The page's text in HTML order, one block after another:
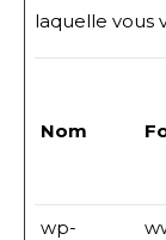
laquelle vous
Nom
wp-